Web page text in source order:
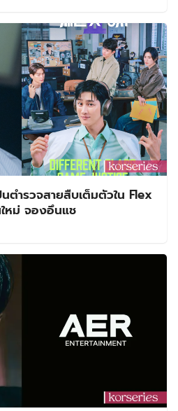
ตำรวจสายสืบเต็มตัวใน Flex
หม่ จองอึนแช